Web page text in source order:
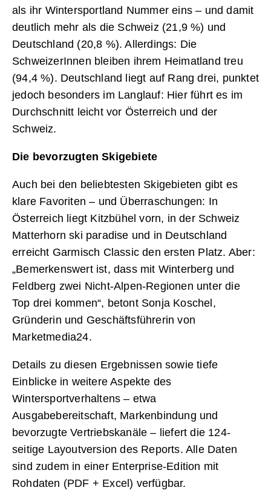
als ihr Wintersportland Nummer eins – und damit
deutlich mehr als die Schweiz (21,9 %) und
Deutschland (20,8 %). Allerdings: Die
SchweizerInnen bleiben ihrem Heimatland treu
(94,4 %). Deutschland liegt auf Rang drei, punktet
jedoch besonders im Langlauf: Hier führt es im
Durchschnitt leicht vor Österreich und der
Schweiz.
Die bevorzugten Skigebiete
Auch bei den beliebtesten Skigebieten gibt es
klare Favoriten – und Überraschungen: In
Österreich liegt Kitzbühel vorn, in der Schweiz
Matterhorn ski paradise und in Deutschland
erreicht Garmisch Classic den ersten Platz. Aber:
„Bemerkenswert ist, dass mit Winterberg und
Feldberg zwei Nicht-Alpen-Regionen unter die
Top drei kommen“, betont Sonja Koschel,
Gründerin und Geschäftsführerin von
Marketmedia24.
Details zu diesen Ergebnissen sowie tiefe
Einblicke in weitere Aspekte des
Wintersportverhaltens – etwa
Ausgabebereitschaft, Markenbindung und
bevorzugte Vertriebskanäle – liefert die 124-
seitige Layoutversion des Reports. Alle Daten
sind zudem in einer Enterprise-Edition mit
Rohdaten (PDF + Excel) verfügbar.